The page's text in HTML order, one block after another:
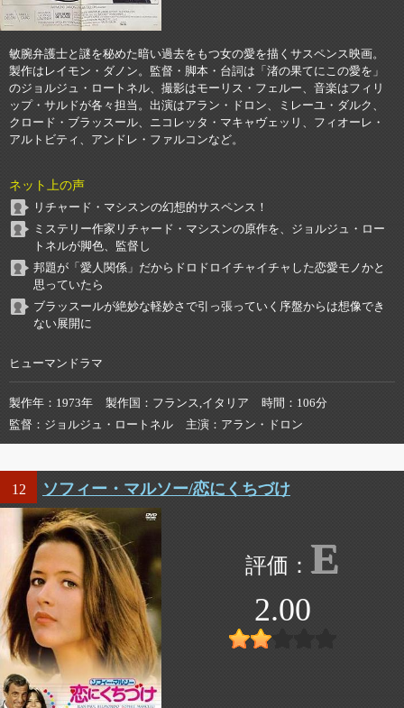
敏腕弁護士と謎を秘めた暗い過去をもつ女の愛を描くサスペンス映画。
製作はレイモン・ダノン。監督・脚本・台詞は「渚の果てにこの愛を」
のジョルジュ・ロートネル、撮影はモーリス・フェルー、音楽はフィリ
ップ・サルドが各々担当。出演はアラン・ドロン、ミレーユ・ダルク、
クロード・ブラッスール、ニコレッタ・マキャヴェッリ、フィオーレ・
アルトビティ、アンドレ・ファルコンなど。
ネット上の声
リチャード・マシスンの幻想的サスペンス！
ミステリー作家リチャード・マシスンの原作を、ジョルジュ・ロー
トネルが脚色、監督し
邦題が「愛人関係」だからドロドロイチャイチャした恋愛モノかと
思っていたら
ブラッスールが絶妙な軽妙さで引っ張っていく序盤からは想像でき
ない展開に
ヒューマンドラマ
製作年 1973年 製作国 フランス,イタリア 時間
106分
監督
ジョルジュ・ロートネル 主演 アラン・ドロン
12 ソフィー・マルソー/恋にくちづけ
E
2.00